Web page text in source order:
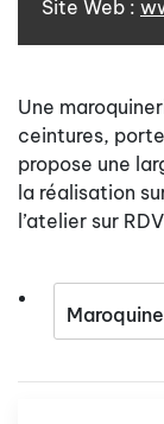
Site Web :
Une
ceintures,
propose une
la réalisation
l’atelier sur RDV